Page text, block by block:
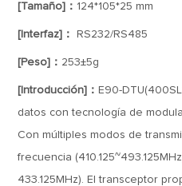
[Tamaño]： 124*105*25 mm
[Interfaz]： RS232/RS485
[Peso]： 253±5g
[Introducción]： E90-
datos con tecnología de
Con múltiples modos de
frecuencia
433.125MHz). El transceptor